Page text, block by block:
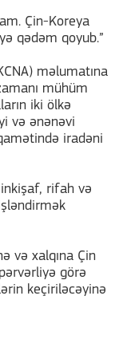
Çin-Koreya
qədəm qoyub.”
məlumatına
mühüm
iki ölkə
və ənənəvi
iradəni
inkişaf, rifah və
və xalqına Çin
görə
keçiriləcəyinə